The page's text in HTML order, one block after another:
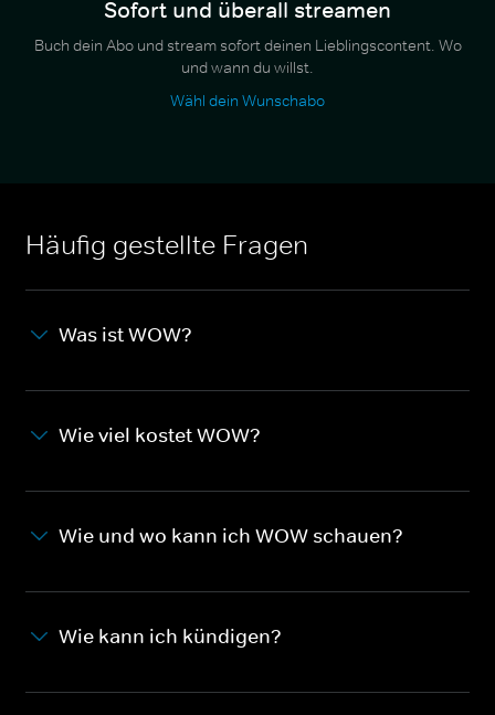
Sofort und überall streamen
Buch dein Abo und stream sofort deinen Lieblingscontent. Wo
und wann du willst.
Wähl dein Wunschabo
Häufig gestellte Fragen
Was ist WOW?
Wie viel kostet WOW?
Wie und wo kann ich WOW schauen?
Wie kann ich kündigen?